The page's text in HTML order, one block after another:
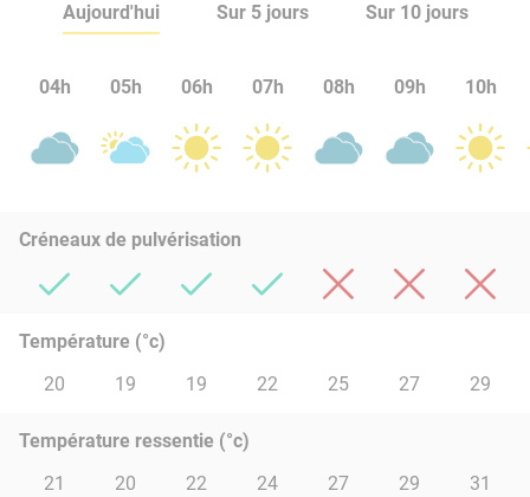
Aujourd'hui Sur 5 jours Sur 10 jours
04h 05h 06h 07h 08h 09h 10h
Créneaux de pulvérisation
Température (°c)
20
19 19 22 25 27 29
Température ressentie (°c)
21
20 22 24 27 29 31